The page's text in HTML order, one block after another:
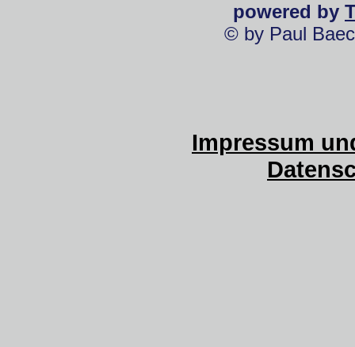
powered by
© by Paul
Impressum